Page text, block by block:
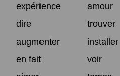
expérience
amour
dire
trouver
augmenter
installer
en fait
voir